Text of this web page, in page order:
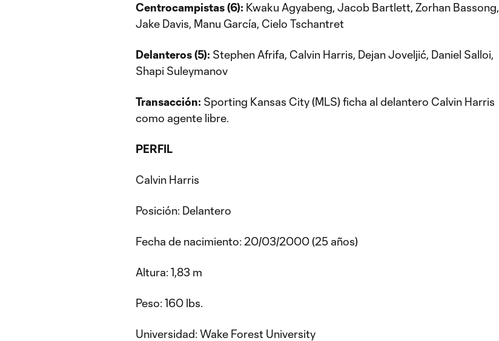
Centrocampistas (6): Kwaku Agyabeng, Jacob Bartlett, Zorhan Bassong,
Jake Davis, Manu García, Cielo Tschantret
Delanteros (5): Stephen Afrifa, Calvin Harris, Dejan Joveljić, Daniel Salloi,
Shapi Suleymanov
Transacción: Sporting Kansas City (MLS) ficha al delantero Calvin Harris
como agente libre.
PERFIL
Calvin Harris
Posición: Delantero
Fecha de nacimiento: 20/03/2000 (25 años)
Altura: 1,83 m
Peso: 160 lbs.
Universidad: Wake Forest University